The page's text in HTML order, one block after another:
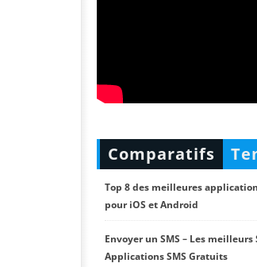
Comparatifs
Top 8 des meilleures
pour iOS et Android
Envoyer un SMS – Les meilleurs
Applications SMS Gratuits